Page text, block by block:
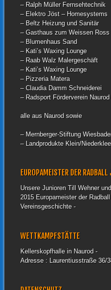
– Ralph Müller Fernsehtechnik
– Elektro Jöst – Homesystems
– Beltz Heizung und Sanitär
– Gasthaus zum Weissen Ross
– Blumenhaus Sand
– Kati’s Waxing Lounge
– Raab Walz Malergeschäft
– Kati’s Waxing Lounge
– Pizzeria Matera
– Claudia Damm Schneiderei
– Radsport Förderverein Naurod
alle aus Naurod sowie
– Mernberger-Stiftung
– Landprodukte Klein/
EUROPAMEISTER DER
Unsere Junioren Till Wehner
2015 Europameister der
Vereinsgeschichte -
WETTKAMPFSTÄTTE
Kellerskopfhalle in Naurod -
Adresse : Laurentiusstraße 36/